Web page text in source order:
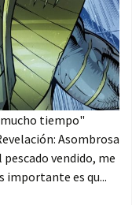
tiempo"
Asombrosa
vendido, me
importante es qu...